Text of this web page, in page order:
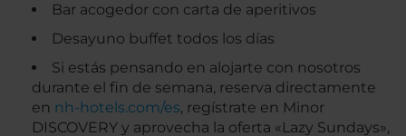
Bar acogedor con carta de aperitivos
Desayuno buffet todos los días
Si estás pensando en alojarte con nosotros
durante el fin de semana, reserva directamente
en nh-hotels.com/es, regístrate en Minor
DISCOVERY y aprovecha la oferta «Lazy Sundays»,